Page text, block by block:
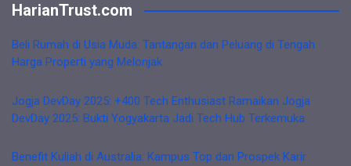
HarianTrust.com
Beli Rumah di Usia Muda: Tantangan dan Peluang di Tengah
Harga Properti yang Melonjak
Jogja DevDay 2025: +400 Tech Enthusiast Ramaikan Jogja
DevDay 2025: Bukti Yogyakarta Jadi Tech Hub Terkemuka
Benefit Kuliah di Australia: Kampus Top dan Prospek Karir